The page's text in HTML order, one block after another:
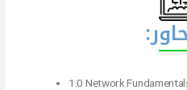
1.0 Network